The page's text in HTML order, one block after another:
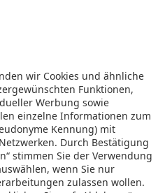
wir Cookies und ähnliche
Funktionen,
Werbung sowie
einzelne Informationen zum
Kennung) mit
Durch Bestätigung
stimmen Sie der Verwendung
wenn Sie nur
zulassen wollen.